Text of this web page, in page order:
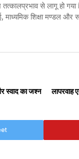
से लागू हो
शिक्षा मण्डल और
स्वाद का जश्न लापरवाह